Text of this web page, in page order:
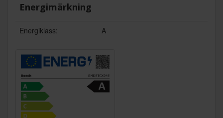
Energimärkning
Energiklass: A